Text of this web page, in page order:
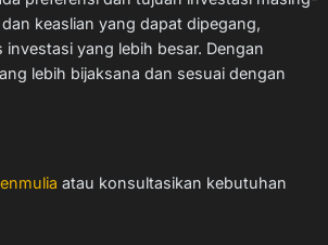
keaslian yang dapat dipegang,
yang lebih besar. Dengan
lebih bijaksana dan sesuai dengan
atau konsultasikan kebutuhan